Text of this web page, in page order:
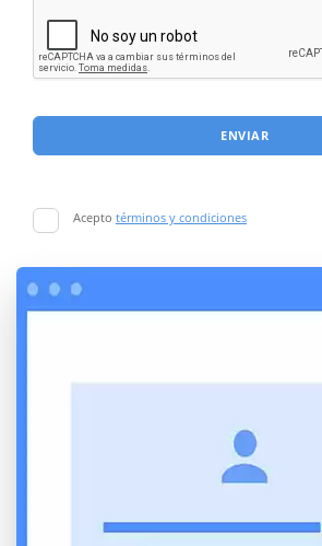
ENVIAR
Acepto términos y condiciones